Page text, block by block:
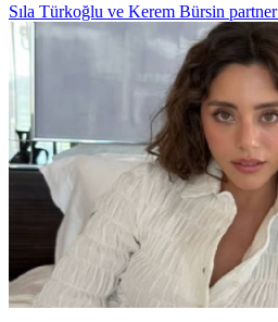
Sıla Türkoğlu ve Kerem Bürsin